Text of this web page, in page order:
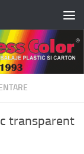
transparent